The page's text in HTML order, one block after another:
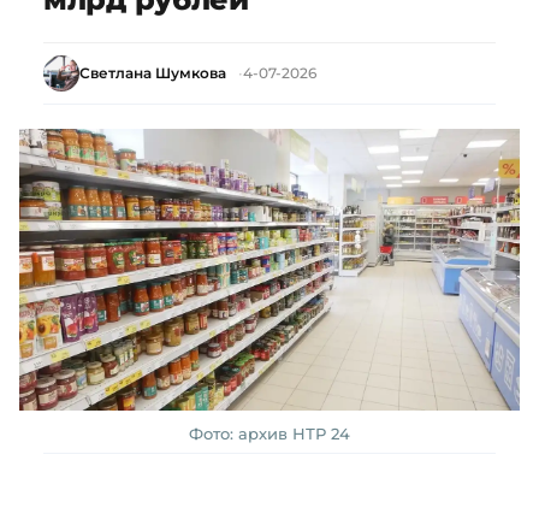
Светлана Шумкова 4-07-2026
Фото: архив НТР 24